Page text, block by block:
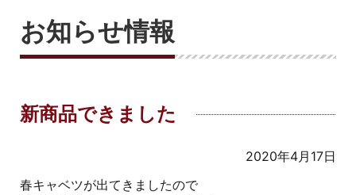
お知らせ情報
新商品できました
2020年4月17日
春キャベツが出てきましたので